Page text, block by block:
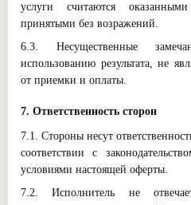
услуги считаются
принятыми без возражений.
6.3. Несущественные
использованию результата, не
от приемки и оплаты.
7. Ответственность сторон
7.1. Стороны несут
соответствии с
условиями настоящей оферты.
7.2. Исполнитель не